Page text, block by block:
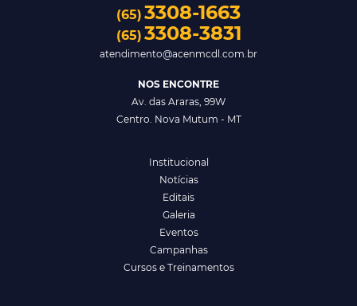
(65) 3308-1663
(65) 3308-3831
atendimento@acenmcdl.com.br
NOS ENCONTRE
Av. das Araras, 99W
Centro. Nova Mutum - MT
Institucional
Notícias
Editais
Galeria
Eventos
Campanhas
Cursos e Treinamentos